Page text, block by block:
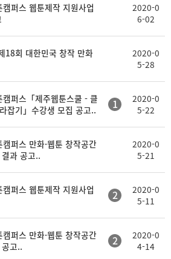
퍼스 웹툰제작 지원사업
2020-0
6-02
18회 대한민국 창작 만화
2020-0
5-28
퍼스「제주웹툰스쿨 - 클
잡기」수강생 모집 공고..
1
2020-0
5-22
퍼스 만화·웹툰 창작공간
과 공고..
2020-0
5-21
퍼스 웹툰제작 지원사업
2
2020-0
5-11
퍼스 만화·웹툰 창작공간
고..
2
2020-0
4-14